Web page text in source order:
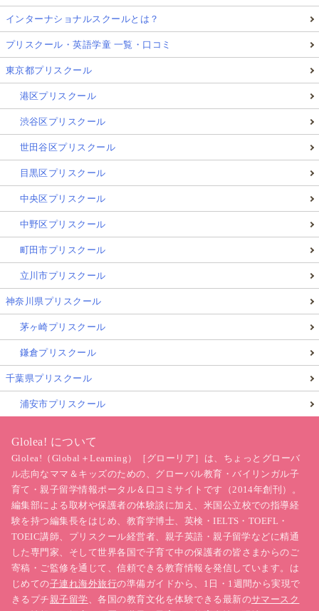
インターナショナルスクールとは？
プリスクール・英語学童 一覧・口コミ
東京都プリスクール
港区プリスクール
渋谷区プリスクール
世田谷区プリスクール
目黒区プリスクール
中央区プリスクール
中野区プリスクール
町田市プリスクール
立川市プリスクール
神奈川県プリスクール
茅ヶ崎プリスクール
鎌倉プリスクール
千葉県プリスクール
浦安市プリスクール
Glolea! について
Glolea!（Global＋Learning）［グローリア］は、ちょっとグローバ
ル志向なママ＆キッズのための、グローバル教育・バイリンガル子
育て・親子留学情報ポータル＆口コミサイトです（2014年創刊）。
編集部による取材や保護者の体験談に加え、米国公立校での指導経
験を持つ編集長をはじめ、教育学博士、英検・IELTS・TOEFL・
TOEIC講師、プリスクール経営者、親子英語・親子留学などに精通
した専門家、そして世界各国で子育て中の保護者の皆さまからのご
寄稿・ご監修を通じて、信頼できる教育情報を発信しています。は
じめての子連れ海外旅行の準備ガイドから、1日・1週間から実現で
きるプチ親子留学、各国の教育文化を体験できる最新のサマースク